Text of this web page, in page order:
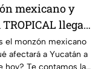
mexicano y
TROPICAL llegan
con
LLUVIAS a
el monzón mexicano
afectará a Yucatán a